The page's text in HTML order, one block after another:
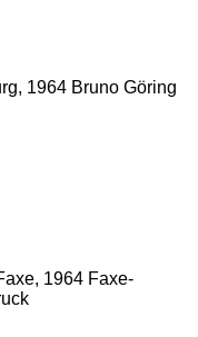
1964 Bruno Göring
1964 Faxe-